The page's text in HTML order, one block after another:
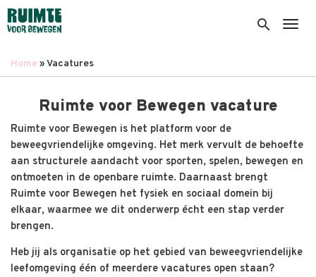
Overslaan
en
inhoud
search
Home Vacatures
Ruimte voor Bewegen vacature
Ruimte voor Bewegen is het platform voor de
beweegvriendelijke omgeving. Het merk vervult de behoefte
aan structurele aandacht voor sporten, spelen, bewegen en
ontmoeten in de openbare ruimte. Daarnaast brengt
Ruimte voor Bewegen het fysiek en sociaal domein bij
elkaar, waarmee we dit onderwerp écht een stap verder
brengen.
Heb jij als organisatie op het gebied van beweegvriendelijke
leefomgeving één of meerdere vacatures open staan?